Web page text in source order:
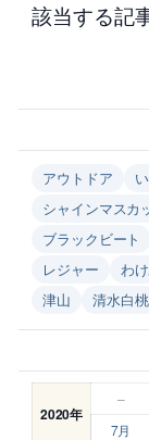
該当する記
アウトドア
シャインマスカ
ブラックビート
レジャー
わ
津山
清水白桃
2020年
–
7月